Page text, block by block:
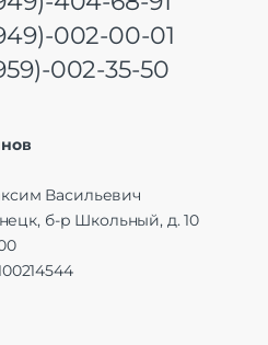
002-00-01
002-35-50
Васильевич
б-р Школьный, д. 10